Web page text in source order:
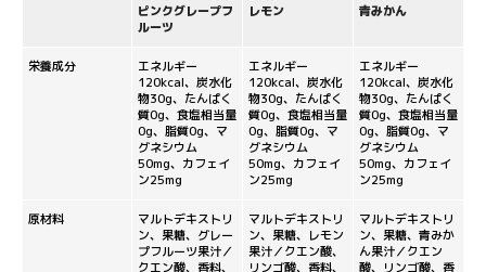
ピンクグレープフ
ルーツ
レモン 青みかん
栄養成分
エネルギー
120kcal、炭水化
物30g、たんぱく
質0g、食塩相当量
0g、脂質0g、マ
グネシウム
50mg、カフェイ
ン25mg
エネルギー
120kcal、炭水化
物30g、たんぱく
質0g、食塩相当量
0g、脂質0g、マ
グネシウム
50mg、カフェイ
ン25mg
エネルギー
120kcal、炭水化
物30g、たんぱく
質0g、食塩相当量
0g、脂質0g、マ
グネシウム
50mg、カフェイ
ン25mg
原材料
マルトデキストリ
ン、果糖、グレー
プフルーツ果汁／
クエン酸、香料、
マルトデキストリ
ン、果糖、レモン
果汁／クエン酸、
リンゴ酸、香料、
マルトデキストリ
ン、果糖、青みか
ん果汁／クエン
酸、リンゴ酸、香